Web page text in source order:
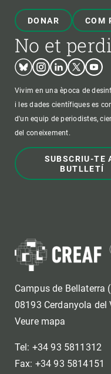
DONAR COM
No et
BlueskyInstagram
LinkedinTwitter
Vivim en una època de
i les dades científiques es
d'un equip de periodistes,
del coneixement.
SUBSCRIU-TE
BUTLLETÍ
Campus de Bellaterra
08193 Cerdanyola del
Veure mapa
Tel: +34 93 5811312
Fax: +34 93 5814151